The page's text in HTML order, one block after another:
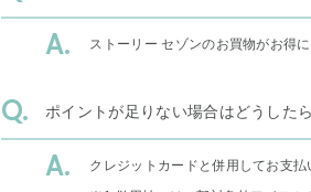
ストーリー セゾンのお買物がお得
ポイントが足りない場合はどうした
クレジットカードと併用してお支払